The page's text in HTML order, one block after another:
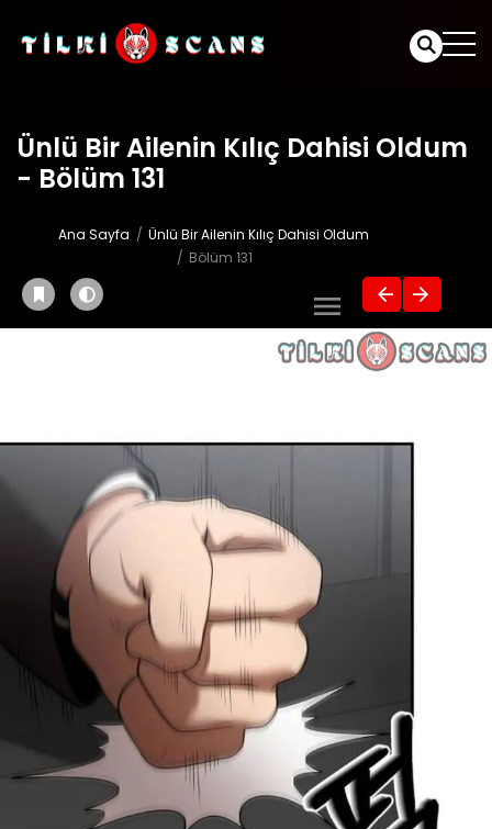
Ünlü Bir Ailenin Kılıç Dahisi Oldum
- Bölüm 131
Ana Sayfa
Ünlü Bir Ailenin Kılıç Dahisi Oldum
Bölüm 131